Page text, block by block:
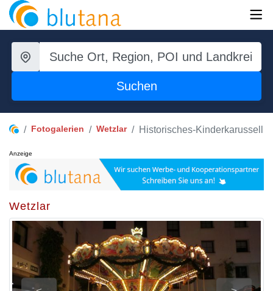
Suchen
Fotogalerien Wetzlar Historisches-Kinderkarussell
Anzeige
Wetzlar